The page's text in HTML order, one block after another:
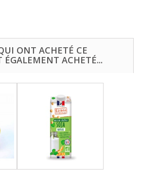
ONT ACHETÉ CE
ÉGALEMENT ACHETÉ...